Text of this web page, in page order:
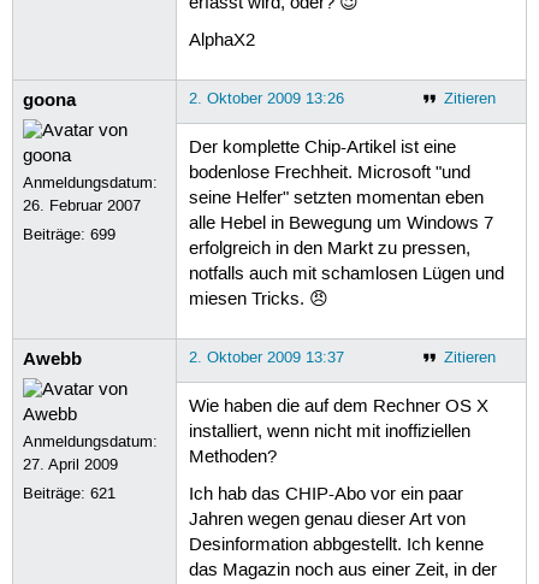
AlphaX2
goona
Anmeldungsdatum:
26. Februar 2007
Beiträge:699
Zitieren
2. Oktober 2009 13:26
Der komplette Chip-Artikel ist eine
bodenlose Frechheit. Microsoft "und
seine Helfer" setzten momentan eben
alle Hebel in Bewegung um Windows 7
erfolgreich in den Markt zu pressen,
notfalls auch mit schamlosen Lügen und
miesen Tricks. 😠
Awebb
Anmeldungsdatum:
27. April 2009
Beiträge:621
Zitieren
2. Oktober 2009 13:37
Wie haben die auf dem Rechner OS X
installiert, wenn nicht mit inoffiziellen
Methoden?
Ich hab das CHIP-Abo vor ein paar
Jahren wegen genau dieser Art von
Desinformation abbgestellt. Ich kenne
das Magazin noch aus einer Zeit, in der